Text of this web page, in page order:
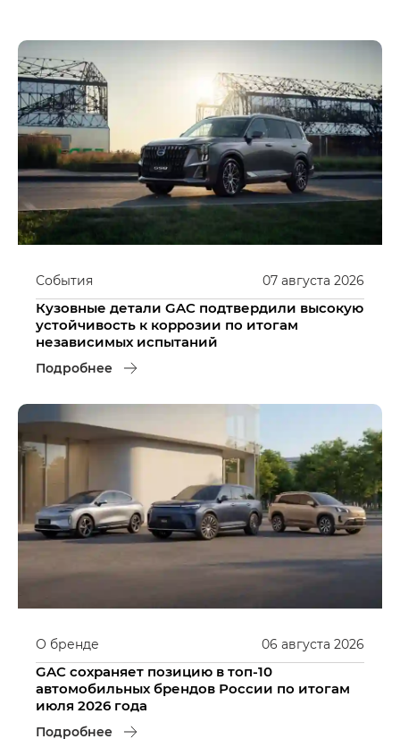
07 августа 2026
События
Кузовные детали GAC подтвердили высокую
устойчивость к коррозии по итогам
независимых испытаний
Подробнее
06 августа 2026
О бренде
GAC сохраняет позицию в топ-10
автомобильных брендов России по итогам
июля 2026 года
Подробнее